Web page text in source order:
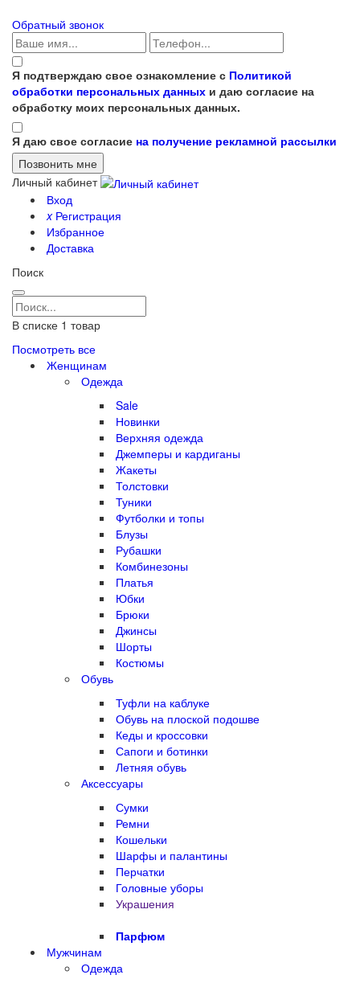
Обратный звонок
Я подтверждаю свое ознакомление с Политикой
обработки персональных данных и даю согласие на
обработку моих персональных данных.
Я даю свое согласие на получение рекламной рассылки
Личный кабинет
Вход
xРегистрация
Избранное
Доставка
Поиск
В списке 1 товар
Посмотреть все
Женщинам
Одежда
Sale
Новинки
Верхняя одежда
Джемперы и кардиганы
Жакеты
Толстовки
Туники
Футболки и топы
Блузы
Рубашки
Комбинезоны
Платья
Юбки
Брюки
Джинсы
Шорты
Костюмы
Обувь
Туфли на каблуке
Обувь на плоской подошве
Кеды и кроссовки
Сапоги и ботинки
Летняя обувь
Аксессуары
Сумки
Ремни
Кошельки
Шарфы и палантины
Перчатки
Головные уборы
Украшения
Парфюм
Мужчинам
Одежда